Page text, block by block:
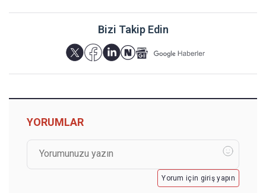
Bizi Takip Edin
YORUMLAR
Yorum için giriş yapın